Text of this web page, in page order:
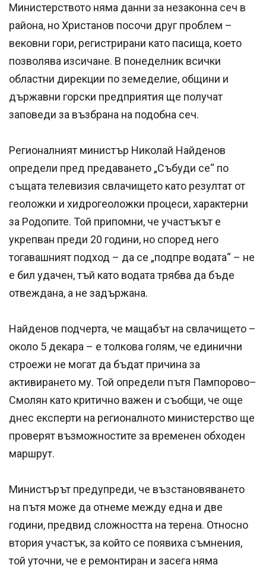
Министерството няма данни за незаконна сеч в
района, но Христанов посочи друг проблем –
вековни гори, регистрирани като пасища, което
позволява изсичане. В понеделник всички
областни дирекции по земеделие, общини и
държавни горски предприятия ще получат
заповеди за възбрана на подобна сеч.
Регионалният министър Николай Найденов
определи пред предаването „Събуди се“ по
същата телевизия свлачището като резултат от
геоложки и хидрогеоложки процеси, характерни
за Родопите. Той припомни, че участъкът е
укрепван преди 20 години, но според него
тогавашният подход – да се „подпре водата“ – не
е бил удачен, тъй като водата трябва да бъде
отвеждана, а не задържана.
Найденов подчерта, че мащабът на свлачището –
около 5 декара – е толкова голям, че единични
строежи не могат да бъдат причина за
активирането му. Той определи пътя Пампорово–
Смолян като критично важен и съобщи, че още
днес експерти на регионалното министерство ще
проверят възможностите за временен обходен
маршрут.
Министърът предупреди, че възстановяването
на пътя може да отнеме между една и две
години, предвид сложността на терена. Относно
втория участък, за който се появиха съмнения,
той уточни, че е ремонтиран и засега няма